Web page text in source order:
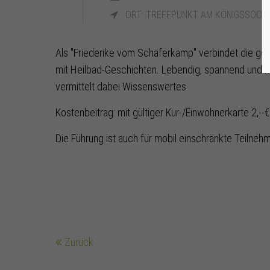
ORT: TREFFPUNKT AM
Als "Friederike vom Schäferkamp" verbindet die
mit Heilbad-Geschichten. Lebendig, spannend und
vermittelt dabei Wissenswertes.
Kostenbeitrag: mit gültiger Kur-/Einwohnerkarte 2,--
Die Führung ist auch für mobil einschränkte
Zurück